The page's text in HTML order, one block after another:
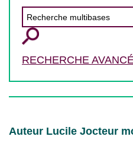
RECHERCHE
Auteur Lucile Jocteur